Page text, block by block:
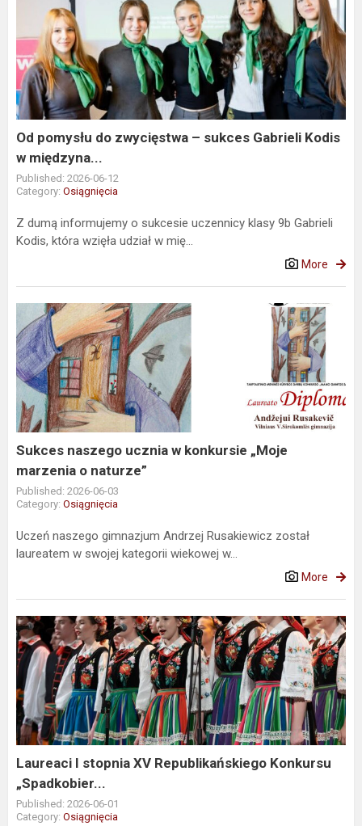
pomysłu
do
zwycięstwa
–
sukces
Gabrieli
Kodis
w
międzyna...
Od pomysłu do zwycięstwa – sukces Gabrieli Kodis
w międzyna...
Published: 2026-06-12
Category: Osiągnięcia
Z dumą informujemy o sukcesie uczennicy klasy 9b Gabrieli
Kodis, która wzięła udział w mię...
More
Sukces
naszego
ucznia
w
konkursie
„Moje
marzenia
o
naturze”
Sukces naszego ucznia w konkursie „Moje
marzenia o naturze”
Published: 2026-06-03
Category: Osiągnięcia
Uczeń naszego gimnazjum Andrzej Rusakiewicz został
laureatem w swojej kategorii wiekowej w...
More
Laureaci
I
stopnia
XV
Republikańskiego
Konkursu
„Spadkobier...
Laureaci I stopnia XV Republikańskiego Konkursu
„Spadkobier...
Published: 2026-06-01
Category: Osiągnięcia